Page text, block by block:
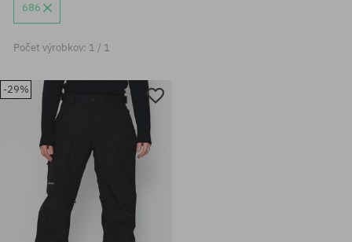
686
Počet výrobkov: 1 / 1
-29%